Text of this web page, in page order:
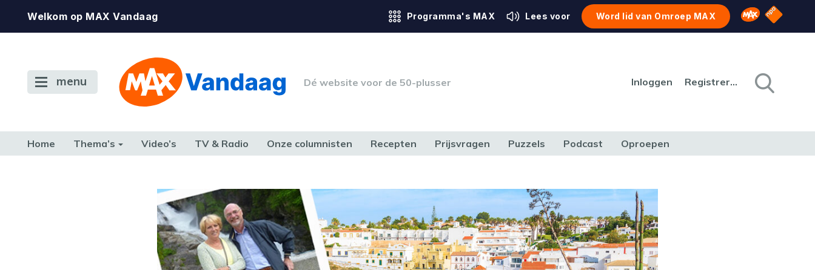
Welkom op MAX Vandaag Programma's MAX Lees voor Word lid van Omroep MAX Omroep MAX
NPO
menu Dé website voor de 50-plusser Inloggen Registreren
Home Thema’s Video’s TV & Radio Onze columnisten Recepten Prijsvragen Puzzels Podcast Oproepen